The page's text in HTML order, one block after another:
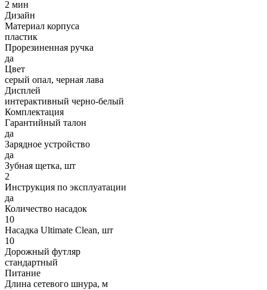
2 мин
Дизайн
Материал корпуса
пластик
Прорезиненная ручка
да
Цвет
серый опал, черная лава
Дисплей
интерактивный черно-белый
Комплектация
Гарантийный талон
да
Зарядное устройство
да
Зубная щетка, шт
2
Инструкция по эксплуатации
да
Количество насадок
10
Насадка Ultimate Clean, шт
10
Дорожный футляр
стандартный
Питание
Длина сетевого шнура, м